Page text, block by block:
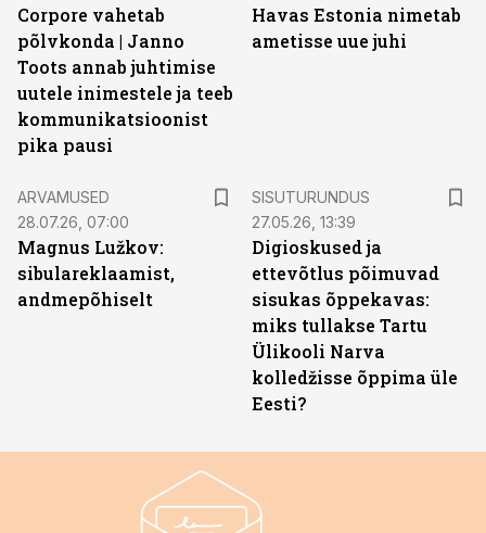
Corpore vahetab
põlvkonda | Janno
Toots annab juhtimise
uutele inimestele ja teeb
kommunikatsioonist
pika pausi
Havas Estonia nimetab
ametisse uue juhi
ARVAMUSED
28.07.26, 07:00
Magnus Lužkov:
sibulareklaamist,
andmepõhiselt
SISUTURUNDUS
27.05.26, 13:39
Digioskused ja
ettevõtlus põimuvad
sisukas õppekavas:
miks tullakse Tartu
Ülikooli Narva
kolledžisse õppima üle
Eesti?